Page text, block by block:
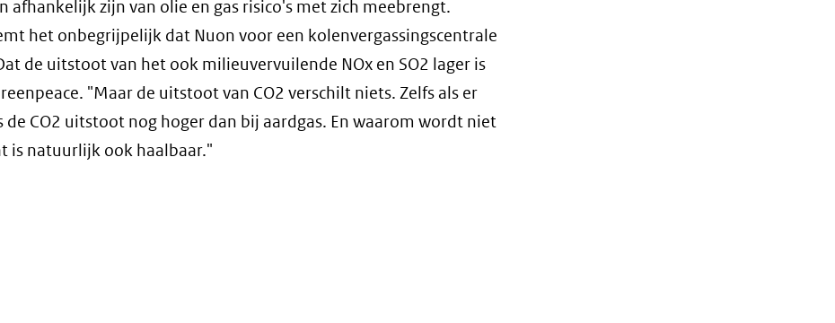
zijn van olie en gas risico's met zich meebrengt.
het onbegrijpelijk dat Nuon voor een kolenvergassingscentrale
de uitstoot van het ook milieuvervuilende NOx en SO2 lager is
"Maar de uitstoot van CO2 verschilt niets. Zelfs als er
CO2 uitstoot nog hoger dan bij aardgas. En waarom wordt niet
is natuurlijk ook haalbaar."